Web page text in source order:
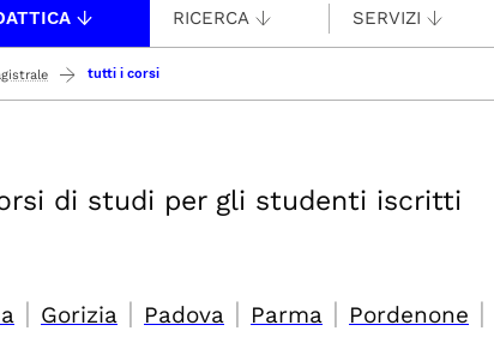
RICERCA SERVIZI
tutti i corsi
di studi per gli studenti iscritti
| Gorizia | Padova | Parma | Pordenone |